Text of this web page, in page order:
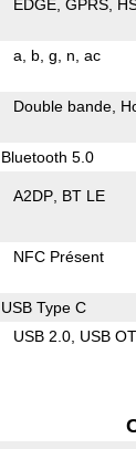
EDGE GPRS
a b g n ac
Double bande
Bluetooth 5.0
A2DP BT LE
NFC Présent
USB Type C
USB 2.0 USB